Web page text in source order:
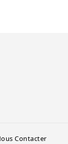
Contacter